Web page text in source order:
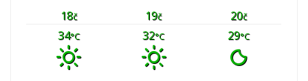
18č 19č 20č
34°C 32°C 29°C